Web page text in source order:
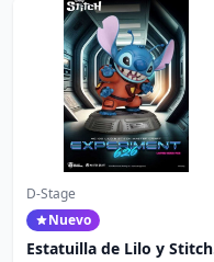
D-Stage
Nuevo
Estatuilla de Lilo y Stitch